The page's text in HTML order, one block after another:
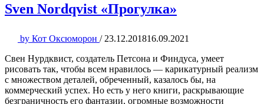
Sven Nordqvist «Прогулка»
by Кот Оксюморон / 23.12.201816.09.2021
Свен Нурдквист, создатель Петсона и Финдуса, умеет
рисовать так, чтобы всем нравилось — карикатурный реализм
с множеством деталей, обреченный, казалось бы, на
коммерческий успех. Но есть у него книги, раскрывающие
безграничность его фантазии, огромные возможности